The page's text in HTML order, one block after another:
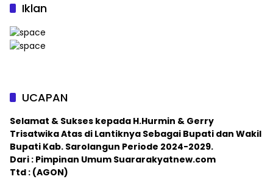
Iklan
UCAPAN
Selamat & Sukses kepada H.Hurmin & Gerry
Trisatwika Atas di Lantiknya Sebagai Bupati dan Wakil
Bupati Kab. Sarolangun Periode 2024-2029.
Dari : Pimpinan Umum Suararakyatnew.com
Ttd : (AGON)